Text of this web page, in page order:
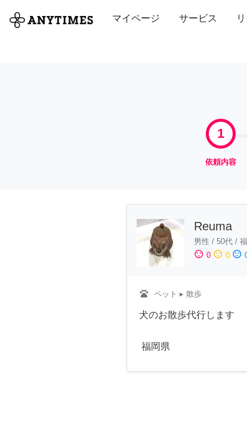
マイページ サービス
全て 修理・組立 家事 引っ
1
依頼内容
Reuma
男性 / 50代 /
sentiment_satisfied 0 sentiment_neutral 0 sentiment_dissatisfied
pets ペット ▸ 散歩
犬のお散歩代行します
福岡県